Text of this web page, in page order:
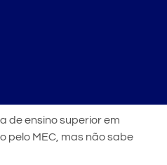
de ensino superior em
pelo MEC, mas não sabe